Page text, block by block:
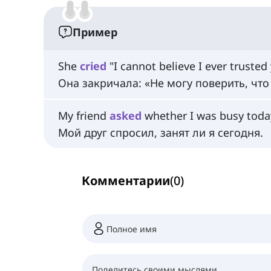
Пример
She cried "I cannot believe I ever trusted
Она закричала: «Не могу поверить,
My friend asked whether I was busy
Мой друг спросил, занят ли я сегодня.
Комментарии(0)